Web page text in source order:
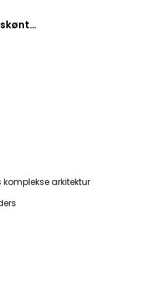
komplekse arkitektur